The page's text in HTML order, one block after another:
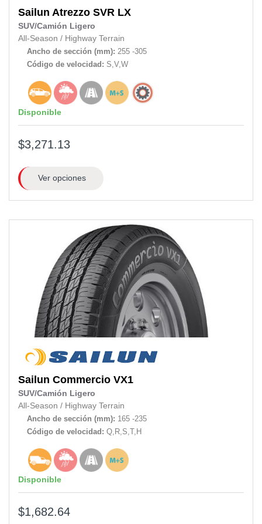
Sailun Atrezzo SVR LX
SUV/Camión Ligero
All-Season / Highway Terrain
Ancho de sección (mm): 255 -305
Código de velocidad: S,V,W
Disponible
$3,271.13
Ver opciones
Sailun Commercio VX1
SUV/Camión Ligero
All-Season / Highway Terrain
Ancho de sección (mm): 165 -235
Código de velocidad: Q,R,S,T,H
Disponible
$1,682.64